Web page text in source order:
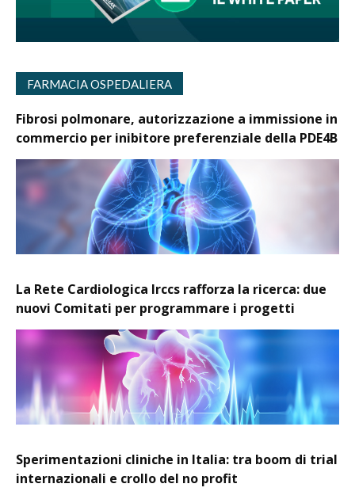
FARMACIA OSPEDALIERA
Fibrosi polmonare, autorizzazione a immissione in
commercio per inibitore preferenziale della PDE4B
La Rete Cardiologica Irccs rafforza la ricerca: due
nuovi Comitati per programmare i progetti
Sperimentazioni cliniche in Italia: tra boom di trial
internazionali e crollo del no profit